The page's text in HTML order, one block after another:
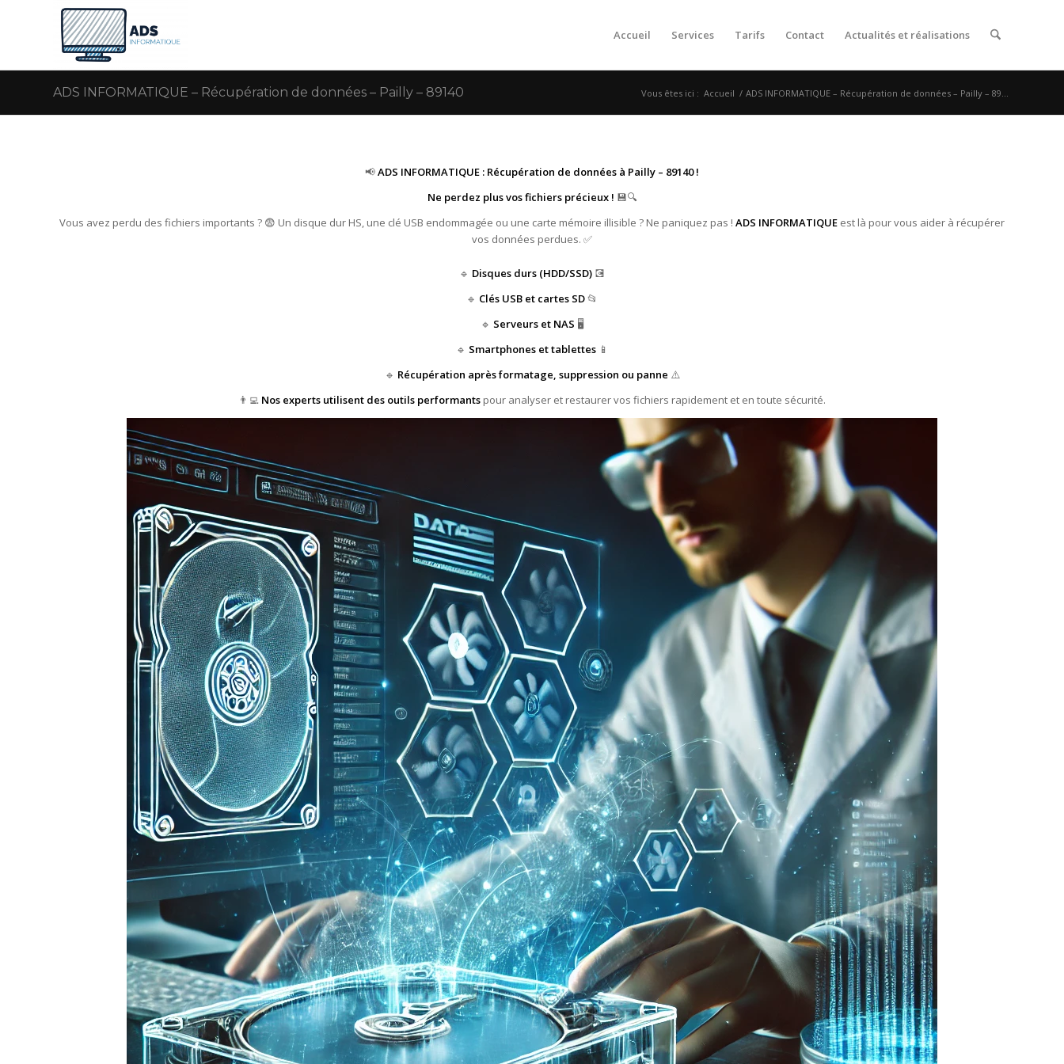
Accueil Services Tarifs Contact Actualités et réalisations
ADS INFORMATIQUE – Récupération de données – Pailly – 89140 Vous êtes ici : Accueil / ADS INFORMATIQUE – Récupération de données – Pailly – 89...
📢ADS INFORMATIQUE : Récupération de données à Pailly – 89140 !
Ne perdez plus vos fichiers précieux ! 💾🔍
Vous avez perdu des fichiers importants ? 😨 Un disque dur HS, une clé USB endommagée ou une carte mémoire illisible ? Ne paniquez pas ! ADS INFORMATIQUE est là pour vous aider à récupérer
vos données perdues. ✅
🔹 Disques durs (HDD/SSD) 💽
🔹 Clés USB et cartes SD📂
🔹 Serveurs et NAS 🖥️
🔹 Smartphones et tablettes📱
🔹 Récupération après formatage, suppression ou panne ⚠️
👨‍💻 Nos experts utilisent des outils performants pour analyser et restaurer vos fichiers rapidement et en toute sécurité.